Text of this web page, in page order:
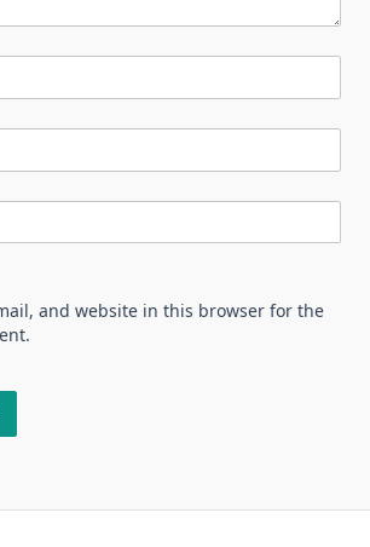
and website in this browser for the